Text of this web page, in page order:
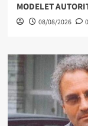
MODELET
08/08/2026 0